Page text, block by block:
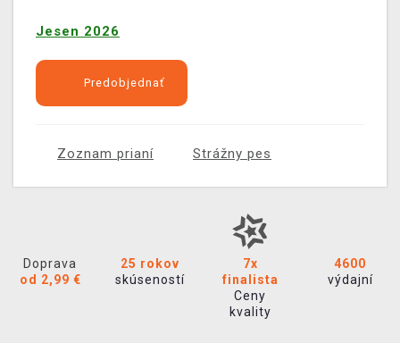
Jesen 2026
Predobjednať
Zoznam prianí Strážny pes
Doprava
od 2,99 €
25 rokov
skúseností
7x
finalista
Ceny
kvality
4600
výdajní